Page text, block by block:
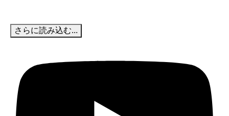
さらに読み込む...